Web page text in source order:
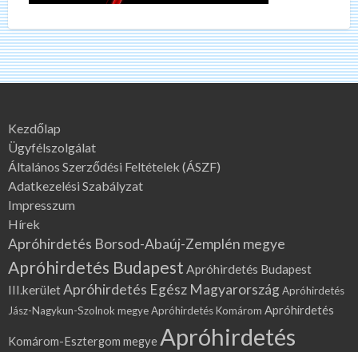
Kezdőlap
Ügyfélszolgálat
Általános Szerződési Feltételek (ÁSZF)
Adatkezelési Szabályzat
Impresszum
Hírek
Apróhirdetés Borsod-Abaúj-Zemplén megye
Apróhirdetés Budapest Apróhirdetés Budapest
III.kerületApróhirdetés Egész MagyarországApróhirdetés
Jász-Nagykun-Szolnok megyeApróhirdetés Komárom Apróhirdetés
Komárom-Esztergom megyeApróhirdetés